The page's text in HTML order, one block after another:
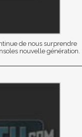
de nous surprendre
nouvelle génération.